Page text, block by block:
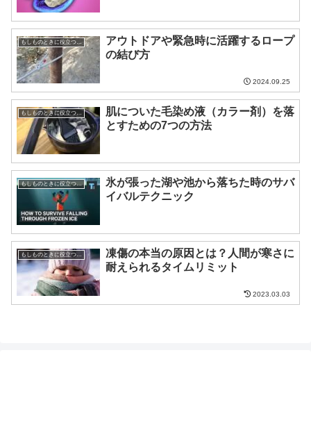
もしものときに役立つ知識
アウトドアや緊急時に活躍するロープ
の結び方
2024.09.25
もしものときに役立つ知識
肌についた毛染め液（カラー剤）を落
とすための7つの方法
もしものときに役立つ知識
氷が張った湖や池から落ちた時のサバ
イバルテクニック
もしものときに役立つ知識
凍傷の本当の原因とは？人間が寒さに
耐えられるタイムリミット
2023.03.03